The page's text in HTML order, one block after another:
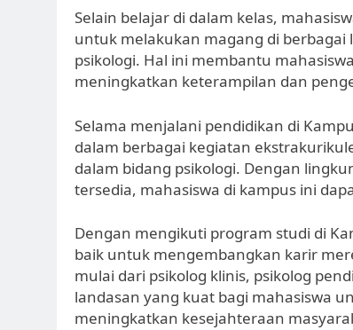
Selain belajar di dalam kelas,
untuk melakukan magang di
psikologi. Hal ini membantu
meningkatkan keterampilan dan
Selama menjalani pendidikan di
dalam berbagai kegiatan
dalam bidang psikologi. Dengan
tersedia, mahasiswa di kampus ini
Dengan mengikuti program studi di
baik untuk mengembangkan karir
mulai dari psikolog klinis, psikolog
landasan yang kuat bagi mahasiswa
meningkatkan kesejahteraan